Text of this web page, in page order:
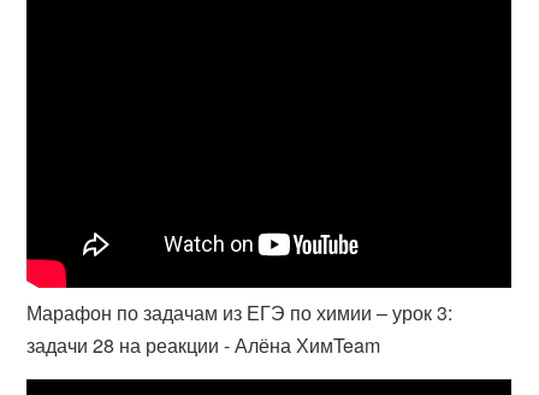
Марафон по задачам из ЕГЭ по химии – урок 3:
задачи 28 на реакции - Алёна ХимTeam